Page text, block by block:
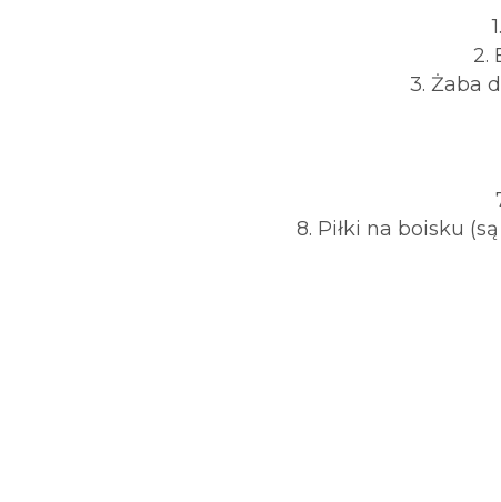
2.
3. Żaba
8. Piłki na boisku